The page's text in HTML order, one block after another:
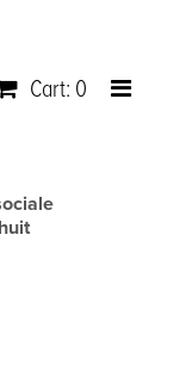
Cart: 0